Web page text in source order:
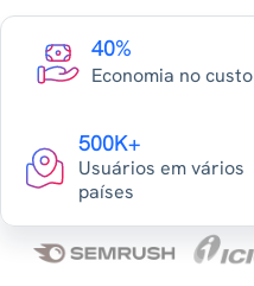
40%
Economia no custo
500K+
Usuários em vários
países